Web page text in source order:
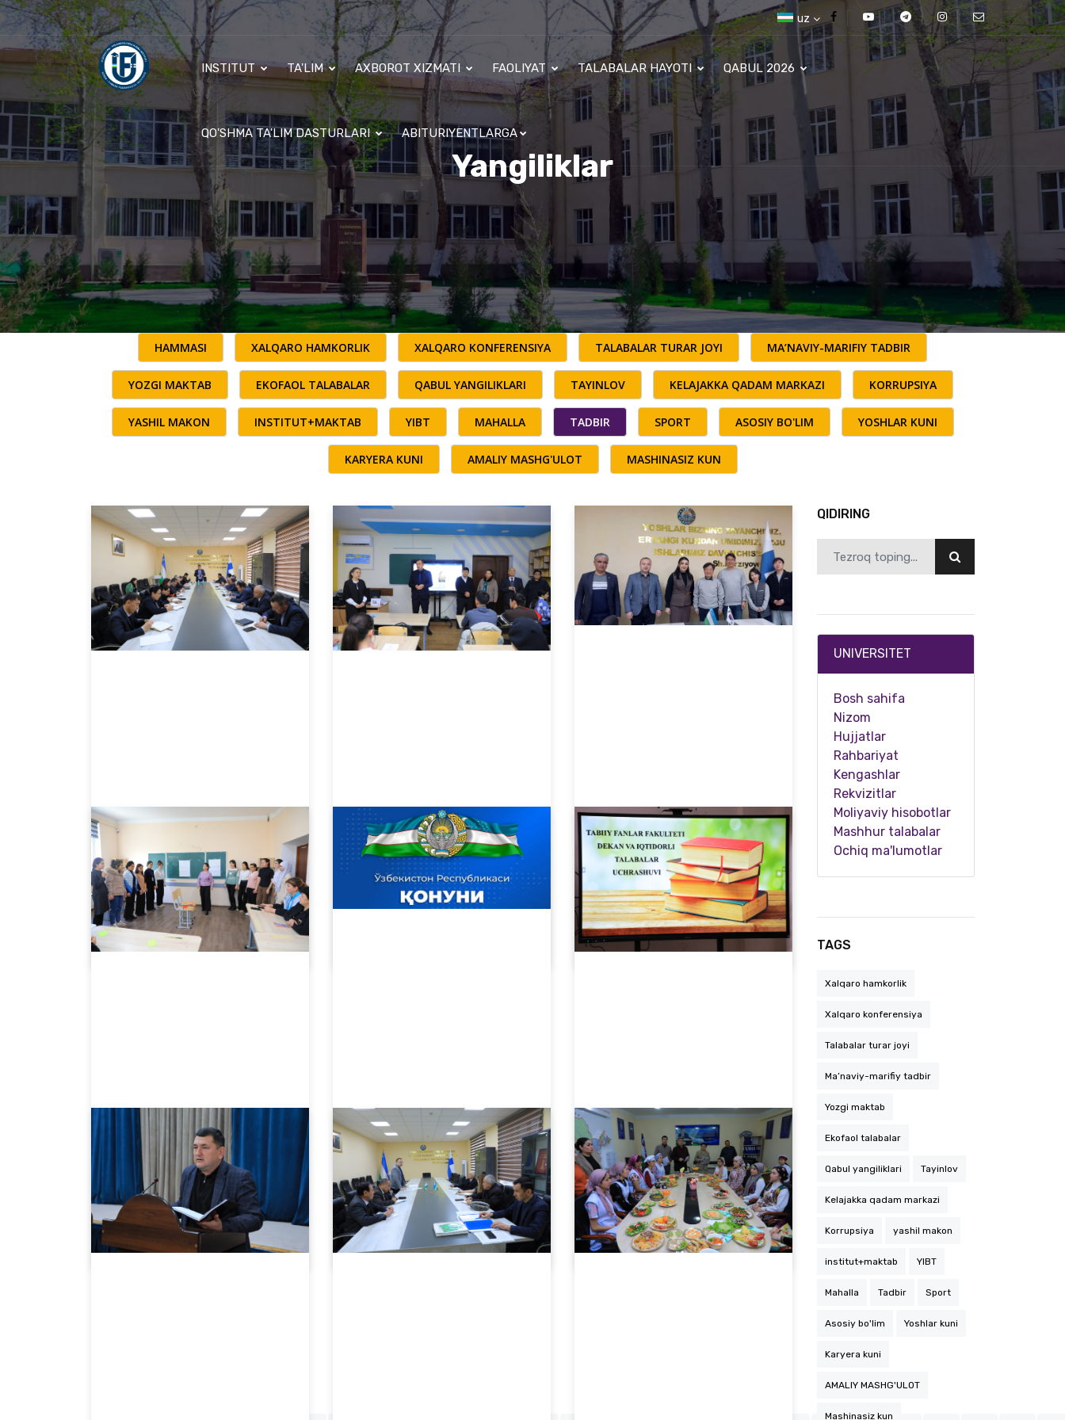
uz
INSTITUT TA'LIM AXBOROT XIZMATI FAOLIYAT TALABALAR HAYOTI QABUL 2026
QO'SHMA TA'LIM DASTURLARI ABITURIYENTLARGA
Yangiliklar
HAMMASI XALQARO HAMKORLIK XALQARO KONFERENSIYA TALABALAR TURAR JOYI MA’NAVIY-MARIFIY TADBIR
YOZGI MAKTAB EKOFAOL TALABALAR QABUL YANGILIKLARI TAYINLOV KELAJAKKA QADAM MARKAZI KORRUPSIYA
YASHIL MAKON INSTITUT+MAKTAB YIBT MAHALLA TADBIR SPORT ASOSIY BO'LIM YOSHLAR KUNI
KARYERA KUNI AMALIY MASHG'ULOT MASHINASIZ KUN
02.08.2024 2386
Yakuniy nazorat imtihonlarida korrupsion holatlarga nisbatan qatʼiy murosasiz boʻlish loz…
02.07.2024 3352 02.05.2024 2382
Seul Milliy universiteti bilan hamkorlik aloqalari kengaymoqda
02.02.2024 3476 02.02.2024 5460
“Pedagogning maqomi to‘g‘risida”gi Qonun (O‘RQ–901-son, 01.02.2024 y.) Prezident tomonida…
01.30.2024 2395
Fakultet dekani iqtidorli talabalar bilan uchrashuv oʻtkazdi
QIDIRING
UNIVERSITET
Bosh sahifa
Nizom
Hujjatlar
Rahbariyat
Kengashlar
Rekvizitlar
Moliyaviy hisobotlar
Mashhur talabalar
Ochiq ma'lumotlar
TAGS
Xalqaro hamkorlik
Xalqaro konferensiya
Talabalar turar joyi
Ma’naviy-marifiy tadbir
Yozgi maktab
Ekofaol talabalar
Qabul yangiliklari Tayinlov
Kelajakka qadam markazi
Korrupsiya yashil makon
institut+maktab YIBT
Mahalla Tadbir Sport
Asosiy bo'lim Yoshlar kuni
Karyera kuni
AMALIY MASHG'ULOT
Mashinasiz kun